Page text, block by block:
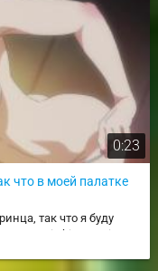
0:23
что в моей палатке
так что я буду
/ Tensei shitara Dainana